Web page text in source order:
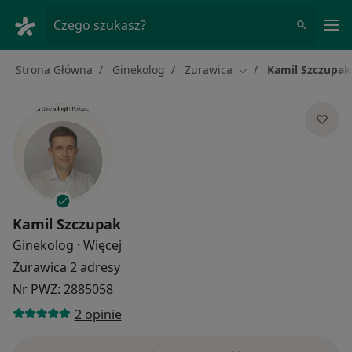
Czego szukasz?
Strona Główna Ginekolog Żurawica Zmień miasto
Kamil Szczupak
Kamil Szczupak
Ginekolog · Więcej
Żurawica 2 adresy
Nr PWZ: 2885058
2 opinie